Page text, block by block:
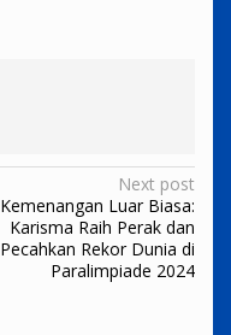
Next post
Kemenangan Luar Biasa:
Karisma Raih Perak dan
Pecahkan Rekor Dunia di
Paralimpiade 2024